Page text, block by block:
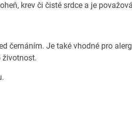
krev či čisté srdce a je
černáním. Je také vhodné pro
životnost.